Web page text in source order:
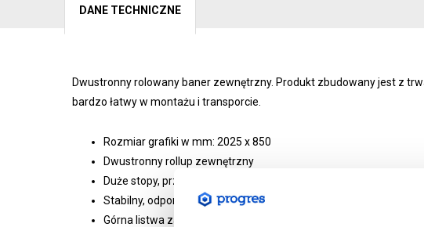
DANE TECHNICZNE
Dwustronny rolowany baner zewnętrzny. Produkt zbudowany jest z
bardzo łatwy w montażu i transporcie.
Rozmiar grafiki w mm: 2025 x 850
Dwustronny rollup zewnętrzny
Duże stopy, przymocowywane do podłoża za pomocą śledzi
Stabilny, odporny na wiatr do 38 km/h
Górna listwa zatrzaskowa